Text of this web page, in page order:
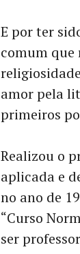
E por ter
comum que
amor pela
primeiros
Realizou o
aplicada e
no ano de
“Curso
ser